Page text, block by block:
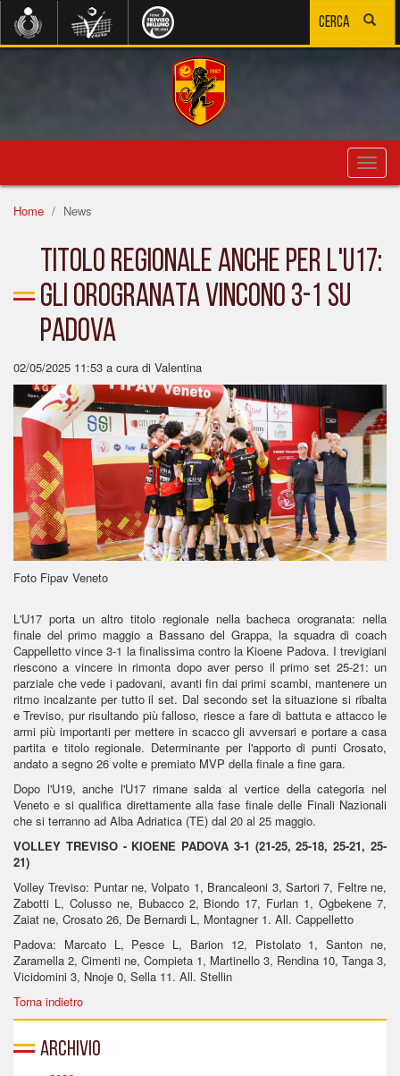
Home
News
TITOLO REGIONALE ANCHE PER L'U17:
GLI OROGRANATA VINCONO 3-1 SU
PADOVA
02/05/2025 11:53 a cura di Valentina
Foto Fipav Veneto
L'U17 porta un altro titolo regionale nella bacheca orogranata: nella
finale del primo maggio a Bassano del Grappa, la squadra di coach
Cappelletto vince 3-1 la finalissima contro la Kioene Padova. I trevigiani
riescono a vincere in rimonta dopo aver perso il primo set 25-21: un
parziale che vede i padovani, avanti fin dai primi scambi, mantenere un
ritmo incalzante per tutto il set. Dal secondo set la situazione si ribalta
e Treviso, pur risultando più falloso, riesce a fare di battuta e attacco le
armi più importanti per mettere in scacco gli avversari e portare a casa
partita e titolo regionale. Determinante per l'apporto di punti Crosato,
andato a segno 26 volte e premiato MVP della finale a fine gara.
Dopo l'U19, anche l'U17 rimane salda al vertice della categoria nel
Veneto e si qualifica direttamente alla fase finale delle Finali Nazionali
che si terranno ad Alba Adriatica (TE) dal 20 al 25 maggio.
VOLLEY TREVISO - KIOENE PADOVA 3-1 (21-25, 25-18, 25-21, 25-
21)
Volley Treviso: Puntar ne, Volpato 1, Brancaleoni 3, Sartori 7, Feltre ne,
Zabotti L, Colusso ne, Bubacco 2, Biondo 17, Furlan 1, Ogbekene 7,
Zaiat ne, Crosato 26, De Bernardi L, Montagner 1. All. Cappelletto
Padova: Marcato L, Pesce L, Barion 12, Pistolato 1, Santon ne,
Zaramella 2, Cimenti ne, Compieta 1, Martinello 3, Rendina 10, Tanga 3,
Vicidomini 3, Nnoje 0, Sella 11. All. Stellin
Torna indietro
Archivio